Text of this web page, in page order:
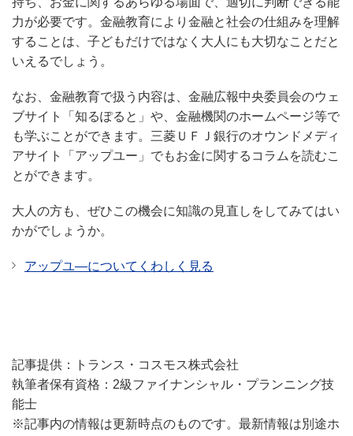
力が必要です。金融教育により金融と社会の仕組みを理解
することは、子どもだけではなく大人にも大切なことだと
いえるでしょう。
なお、金融教育で扱う内容は、金融広報中央委員会のウェ
ブサイト「知るぽると」や、金融機関のホームページ等で
も学ぶことができます。三菱ＵＦＪ銀行のオウンドメディ
アサイト「アップユー」でもお金に関するコラムを読むこ
とができます。
大人の方も、ぜひこの機会に知識の見直しをしてみてはい
かがでしょうか。
アップユ―についてくわしく見る
記事提供：トランス・コスモス株式会社
執筆者保有資格：2級ファイナンシャル・プランニング技
能士
※記事内の情報は更新時点のものです。最新情報は別途ホ